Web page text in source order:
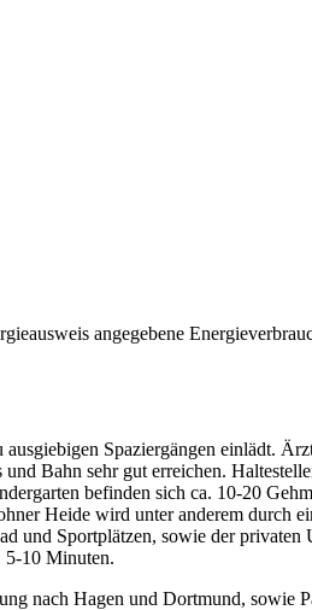
angegebene
Spaziergängen einlädt.
Bahn sehr gut erreichen.
befinden sich ca. 10-20
Heide wird unter anderem durch
und Sportplätzen, sowie der
5-10 Minuten.
nach Hagen und Dortmund, sowie